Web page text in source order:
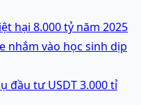
hại 8.000 tỷ năm 2025
nhắm vào học sinh dịp
đầu tư USDT 3.000 tỉ